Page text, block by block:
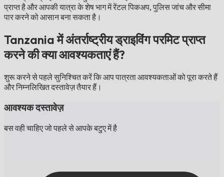
प्राप्त है और आपकी यात्रा के शेष भाग में रेंटल पिकअप, पुलिस जांच और सीमा
पार करने को आसान बना सकता है।
Tanzania में अंतर्राष्ट्रीय ड्राइविंग परमिट प्राप्त
करने की क्या आवश्यकताएं हैं?
शुरू करने से पहले सुनिश्चित करें कि आप पात्रता आवश्यकताओं को पूरा करते हैं
और निम्नलिखित दस्तावेज़ तैयार हैं।
आवश्यक दस्तावेज़
बस वही चाहिए जो पहले से आपके बटुए में है